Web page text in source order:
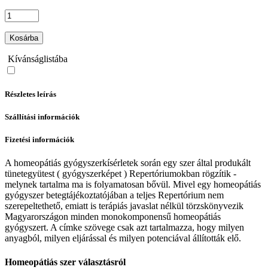
Kosárba
Kívánságlistába
Részletes leírás
Szállítási információk
Fizetési információk
A homeopátiás gyógyszerkísérletek során egy szer által produkált
tünetegyütest ( gyógyszerképet ) Repertóriumokban rögzítik -
melynek tartalma ma is folyamatosan bővül. Mivel egy homeopátiás
gyógyszer betegtájékoztatójában a teljes Repertórium nem
szerepeltethető, emiatt is terápiás javaslat nélkül törzskönyvezik
Magyarországon minden monokomponensű homeopátiás
gyógyszert. A címke szövege csak azt tartalmazza, hogy milyen
anyagból, milyen eljárással és milyen potenciával állították elő.
Homeopátiás szer választásról